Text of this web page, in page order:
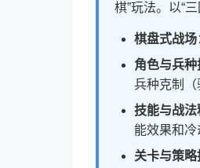
棋”玩法。以“
棋盘式战场
角色与兵种
兵种克制（
技能与战法
能效果和冷
关卡与策略